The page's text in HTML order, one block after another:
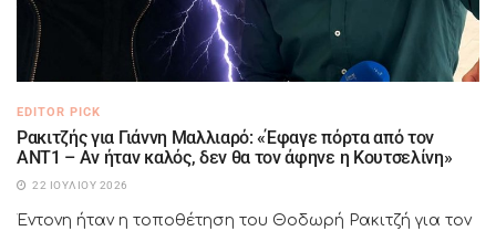
EDITOR PICK
Ρακιτζής για Γιάννη Μαλλιαρό: «Έφαγε πόρτα από τον
ΑΝΤ1 – Αν ήταν καλός, δεν θα τον άφηνε η Κουτσελίνη»
22 ΙΟΥΛΊΟΥ 2026
Έντονη ήταν η τοποθέτηση του Θοδωρή Ρακιτζή για τον